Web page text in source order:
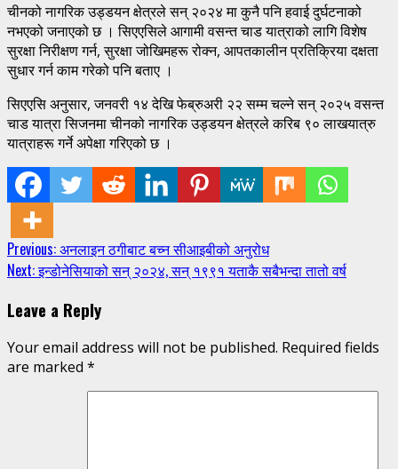
चीनको नागरिक उड्डयन क्षेत्रले सन् २०२४ मा कुनै पनि हवाई दुर्घटनाको
नभएको जनाएको छ । सिएएसिले आगामी वसन्त चाड यात्राको लागि विशेष
सुरक्षा निरीक्षण गर्न, सुरक्षा जोखिमहरू रोक्न, आपतकालीन प्रतिक्रिया दक्षता
सुधार गर्न काम गरेको पनि बताए ।
सिएएसि अनुसार, जनवरी १४ देखि फेब्रुअरी २२ सम्म चल्ने सन् २०२५ वसन्त
चाड यात्रा सिजनमा चीनको नागरिक उड्डयन क्षेत्रले करिब ९० लाखयात्रु
यात्राहरू गर्ने अपेक्षा गरिएको छ ।
Continue
Reading
Previous:अनलाइन ठगीबाट बच्न सीआइबीको अनुरोध
Next:इन्डोनेसियाको सन् २०२४, सन् १९९१ यताकै सबैभन्दा तातो वर्ष
Leave a Reply
Your email address will not be published. Required fields
are marked *